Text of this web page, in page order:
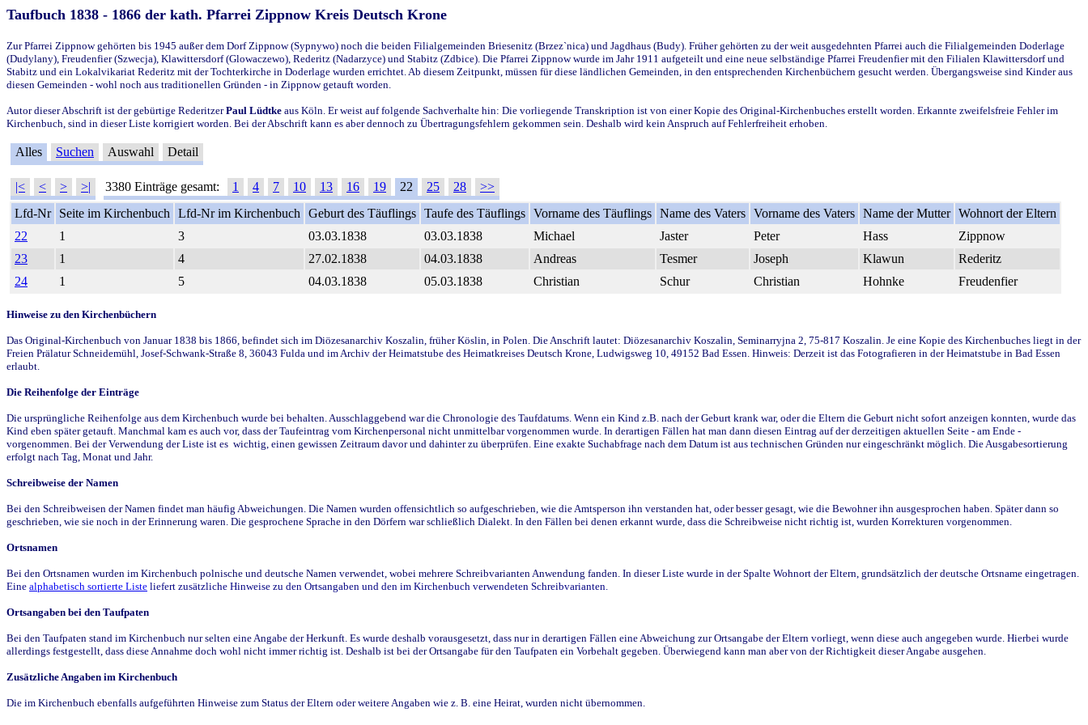
Taufbuch 1838 - 1866 der kath. Pfarrei Zippnow Kreis Deutsch Krone
Zur Pfarrei Zippnow gehörten bis 1945 außer dem Dorf Zippnow (Sypnywo) noch die beiden Filialgemeinden Briesenitz (Brzez`nica) und Jagdhaus (Budy). Früher gehörten zu der weit ausgedehnten Pfarrei auch die Filialgemeinden Doderlage
(Dudylany), Freudenfier (Szwecja), Klawittersdorf (Glowaczewo), Rederitz (Nadarzyce) und Stabitz (Zdbice). Die Pfarrei Zippnow wurde im Jahr 1911 aufgeteilt und eine neue selbständige Pfarrei Freudenfier mit den Filialen Klawittersdorf und
Stabitz und ein Lokalvikariat Rederitz mit der Tochterkirche in Doderlage wurden errichtet. Ab diesem Zeitpunkt, müssen für diese ländlichen Gemeinden, in den entsprechenden Kirchenbüchern gesucht werden. Übergangsweise sind Kinder aus
diesen Gemeinden - wohl noch aus traditionellen Gründen - in Zippnow getauft worden.
Autor dieser Abschrift ist der gebürtige RederitzerPaul Lüdtke aus Köln. Er weist auf folgende Sachverhalte hin: Die vorliegende Transkription ist von einer Kopie des Original-Kirchenbuches erstellt worden. Erkannte zweifelsfreie Fehler im
Kirchenbuch, sind in dieser Liste korrigiert worden. Bei der Abschrift kann es aber dennoch zu Übertragungsfehlern gekommen sein. Deshalb wird kein Anspruch auf Fehlerfreiheit erhoben.
Alles Suchen Auswahl Detail
|< < > >| 3380 Einträge gesamt: 1 4 7 10 13 16 19 22 25 28
>>
Lfd-Nr
Seite im Kirchenbuch Lfd-Nr im Kirchenbuch Geburt des Täuflings Taufe des Täuflings Vorname des Täuflings Name des Vaters Vorname des Vaters Name der Mutter Wohnort der Eltern
22
1 3 03.03.1838 03.03.1838 Michael Jaster Peter Hass
Zippnow
23
1 4 27.02.1838 04.03.1838 Andreas Tesmer Joseph Klawun
Rederitz
24
1 5 04.03.1838 05.03.1838 Christian Schur Christian Hohnke Freudenfier
Hinweise zu den Kirchenbüchern
Das Original-Kirchenbuch von Januar 1838 bis 1866, befindet sich im Diözesanarchiv Koszalin, früher Köslin, in Polen. Die Anschrift lautet: Diözesanarchiv Koszalin, Seminarryjna 2, 75-817 Koszalin. Je eine Kopie des Kirchenbuches liegt in der
Freien Prälatur Schneidemühl, Josef-Schwank-Straße 8, 36043 Fulda und im Archiv der Heimatstube des Heimatkreises Deutsch Krone, Ludwigsweg 10, 49152 Bad Essen. Hinweis: Derzeit ist das Fotografieren in der Heimatstube in Bad Essen
erlaubt.
Die Reihenfolge der Einträge
Die ursprüngliche Reihenfolge aus dem Kirchenbuch wurde bei behalten. Ausschlaggebend war die Chronologie des Taufdatums. Wenn ein Kind z.B. nach der Geburt krank war, oder die Eltern die Geburt nicht sofort anzeigen konnten, wurde das
Kind eben später getauft. Manchmal kam es auch vor, dass der Taufeintrag vom Kirchenpersonal nicht unmittelbar vorgenommen wurde. In derartigen Fällen hat man dann diesen Eintrag auf der derzeitigen aktuellen Seite - am Ende -
vorgenommen. Bei der Verwendung der Liste ist es wichtig, einen gewissen Zeitraum davor und dahinter zu überprüfen. Eine exakte Suchabfrage nach dem Datum ist aus technischen Gründen nur eingeschränkt möglich. Die Ausgabesortierung
erfolgt nach Tag, Monat und Jahr.
Schreibweise der Namen
Bei den Schreibweisen der Namen findet man häufig Abweichungen. Die Namen wurden offensichtlich so aufgeschrieben, wie die Amtsperson ihn verstanden hat, oder besser gesagt, wie die Bewohner ihn ausgesprochen haben. Später dann so
geschrieben, wie sie noch in der Erinnerung waren. Die gesprochene Sprache in den Dörfern war schließlich Dialekt. In den Fällen bei denen erkannt wurde, dass die Schreibweise nicht richtig ist, wurden Korrekturen vorgenommen.
Ortsnamen
Bei den Ortsnamen wurden im Kirchenbuch polnische und deutsche Namen verwendet, wobei mehrere Schreibvarianten Anwendung fanden. In dieser Liste wurde in der Spalte Wohnort der Eltern, grundsätzlich der deutsche Ortsname eingetragen.
Eine alphabetisch sortierte Liste liefert zusätzliche Hinweise zu den Ortsangaben und den im Kirchenbuch verwendeten Schreibvarianten.
Ortsangaben bei den Taufpaten
Bei den Taufpaten stand im Kirchenbuch nur selten eine Angabe der Herkunft. Es wurde deshalb vorausgesetzt, dass nur in derartigen Fällen eine Abweichung zur Ortsangabe der Eltern vorliegt, wenn diese auch angegeben wurde. Hierbei wurde
allerdings festgestellt, dass diese Annahme doch wohl nicht immer richtig ist. Deshalb ist bei der Ortsangabe für den Taufpaten ein Vorbehalt gegeben. Überwiegend kann man aber von der Richtigkeit dieser Angabe ausgehen.
Zusätzliche Angaben im Kirchenbuch
Die im Kirchenbuch ebenfalls aufgeführten Hinweise zum Status der Eltern oder weitere Angaben wie z. B. eine Heirat, wurden nicht übernommen.